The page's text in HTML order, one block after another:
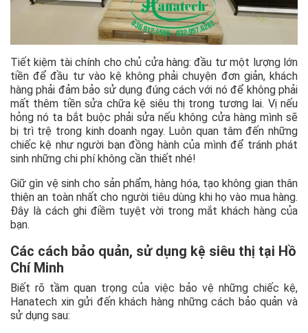
Tiết kiệm tài chính cho chủ cửa hàng: đầu tư một lượng lớn
tiền để đầu tư vào kệ không phải chuyện đơn giản, khách
hàng phải đảm bảo sử dụng đúng cách với nó để không phải
mất thêm tiền sửa chữa kệ siêu thị trong tương lai. Vị nếu
hỏng nó ta bắt buộc phải sửa nếu không cửa hàng mình sẽ
bị trì trệ trong kinh doanh ngay. Luôn quan tâm đến những
chiếc kệ như người bạn đồng hành của mình để tránh phát
sinh những chi phí không cần thiết nhé!
Giữ gìn vệ sinh cho sản phẩm, hàng hóa, tạo không gian thân
thiện an toàn nhất cho người tiêu dùng khi họ vào mua hàng.
Đây là cách ghi điềm tuyệt vời trong mắt khách hàng của
bạn.
Các cách bảo quản, sử dụng kệ siêu thị tại Hồ
Chí Minh
Biết rõ tầm quan trọng của việc bảo vệ những chiếc kệ,
Hanatech xin gửi đến khách hàng những cách bảo quản và
sử dụng sau: